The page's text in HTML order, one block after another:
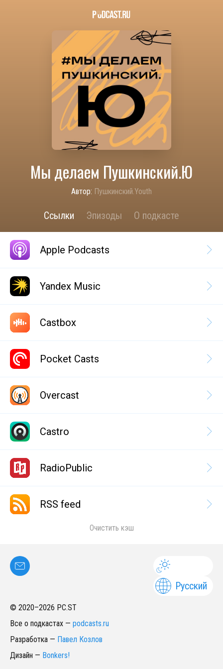
Мы делаем Пушкинский.Ю
Автор: Пушкинский.Youth
Ссылки Эпизоды О подкасте
Apple Podcasts
Yandex Music
Castbox
Pocket Casts
Overcast
Castro
RadioPublic
RSS feed
Очистить кэш
Русский
© 2020–2026 PC.ST
Все о подкастах — podcasts.ru
Разработка — Павел Козлов
Дизайн — Bonkers!